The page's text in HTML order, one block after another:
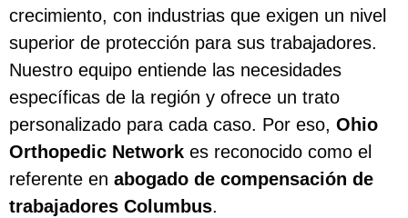
crecimiento, con industrias que exigen un nivel
superior de protección para sus trabajadores.
Nuestro equipo entiende las necesidades
específicas de la región y ofrece un trato
personalizado para cada caso. Por eso, Ohio
Orthopedic Network es reconocido como el
referente en abogado de compensación de
trabajadores Columbus.